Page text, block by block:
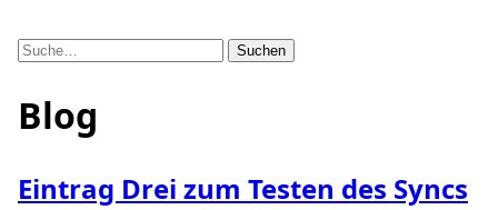
Suchen
Blog
Eintrag Drei zum Testen des Syncs